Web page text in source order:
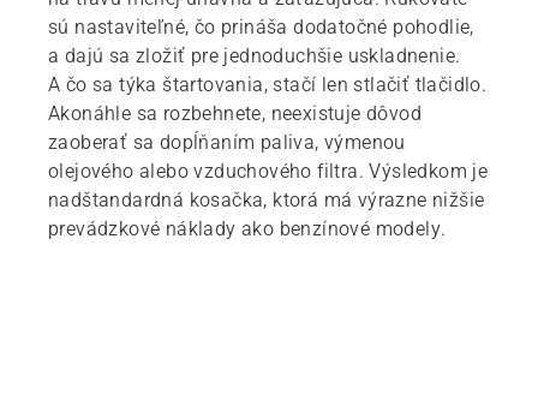
sú nastaviteľné, čo prináša dodatočné pohodlie,
a dajú sa zložiť pre jednoduchšie uskladnenie.
A čo sa týka štartovania, stačí len stlačiť tlačidlo.
Akonáhle sa rozbehnete, neexistuje dôvod
zaoberať sa dopĺňaním paliva, výmenou
olejového alebo vzduchového filtra. Výsledkom je
nadštandardná kosačka, ktorá má výrazne nižšie
prevádzkové náklady ako benzínové modely.